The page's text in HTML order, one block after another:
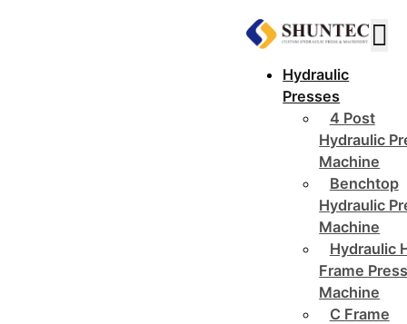
Hydraulic
Presses
4 Post
Hydraulic
Machine
Benchtop
Hydraulic
Machine
Hydraulic
Frame
Machine
C Frame